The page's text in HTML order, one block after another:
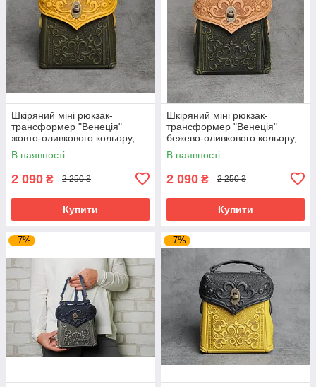
Шкіряний міні рюкзак-
трансформер "Венеція"
жовто-оливкового кольору,
17х19х7 см
В наявності
2 090 ₴ 2 250 ₴
Купити
Шкіряний міні рюкзак-
трансформер "Венеція"
бежево-оливкового кольору,
17х19х7 см
В наявності
2 090 ₴ 2 250 ₴
Купити
–7% –7%